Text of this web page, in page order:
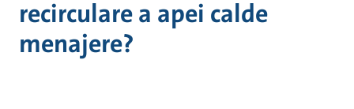
recirculare a apei calde
menajere?